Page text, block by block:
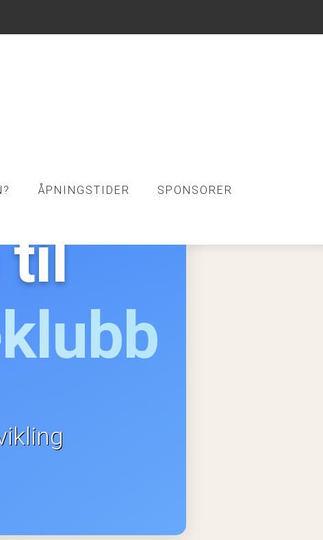
ÅPNINGSTIDER SPONSORER
til